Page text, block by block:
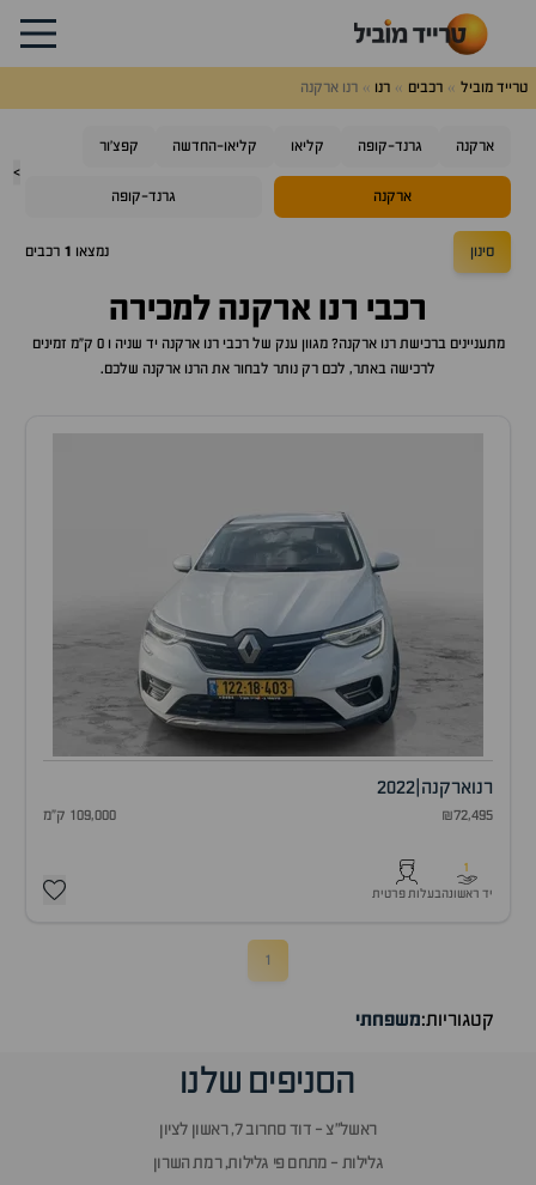
טרייד מוביל רכבים רנו רנו ארקנה
>
ארקנה גרנד-קופה קליאו קליאו-החדשה קפצ'ור
ארקנה גרנד-קופה
סינון נמצאו 1 רכבים
רכבי רנו ארקנה למכירה
מתעניינים ברכישתרנו ארקנה? מגוון ענק של רכבירנו ארקנה
יד שניה ו 0 ק"מ זמינים
לרכישה באתר, לכם רק נותר לבחור את הרנו ארקנה שלכם.
רנוארקנה 2022
₪72,495 109,000 ק"מ
1
יד ראשונהבעלות פרטית
1
קטגוריות:משפחתי
הסניפים שלנו
ראשל״צ - דוד סחרוב 7, ראשון לציון
גלילות - מתחם פי גלילות, רמת השרון